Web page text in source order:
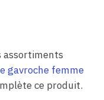
assortiments
gavroche femme
ce produit.